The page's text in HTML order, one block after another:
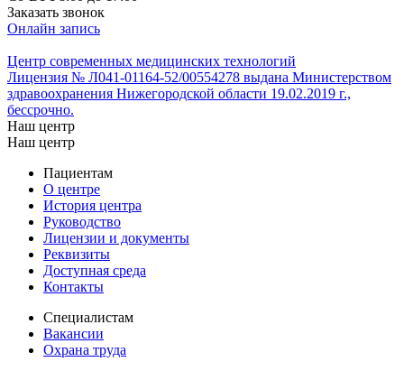
Заказать звонок
Онлайн запись
Центр современных медицинских технологий
Лицензия № Л041-01164-52/00554278 выдана Министерством
здравоохранения Нижегородской области 19.02.2019 г.,
бессрочно.
Наш центр
Наш центр
Пациентам
О центре
История центра
Руководство
Лицензии и документы
Реквизиты
Доступная среда
Контакты
Специалистам
Вакансии
Охрана труда